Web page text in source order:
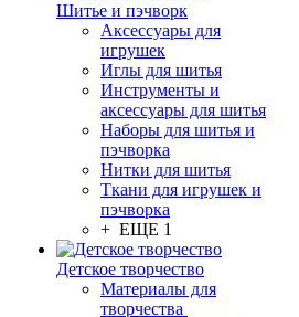
Шитье и пэчворк
Аксессуары для
игрушек
Иглы для шитья
Инструменты и
аксессуары для шитья
Наборы для шитья и
пэчворка
Нитки для шитья
Ткани для игрушек и
пэчворка
+ ЕЩЕ 1
Детское творчество
Материалы для
творчества